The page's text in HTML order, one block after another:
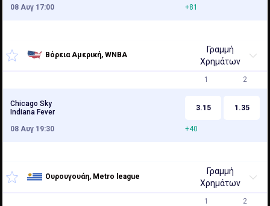
08 Αυγ 17:00 +81
Βόρεια Αμερική, WNBA
Γραμμή
Χρημάτων
1 2
Chicago Sky
Indiana Fever
3.15 1.35
08 Αυγ 19:30 +40
Ουρουγουάη, Metro league
Γραμμή
Χρημάτων
1 2